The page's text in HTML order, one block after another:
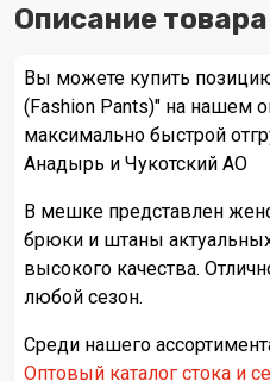
Описание товара
Вы можете купить
(Fashion Pants)" на нашем
максимально быстрой
Анадырь и Чукотский АО
В мешке представлен
брюки и штаны
высокого качества.
любой сезон.
Среди нашего
Оптовый каталог стока и